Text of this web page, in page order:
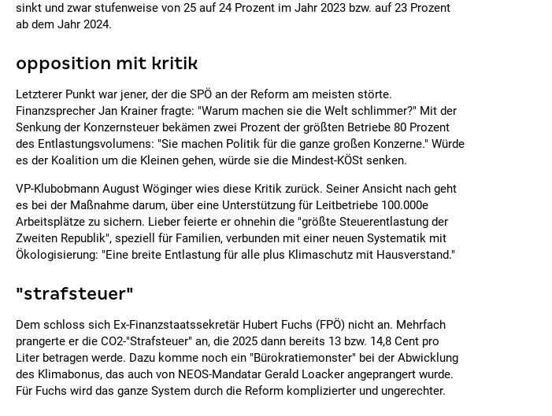
sinkt und zwar stufenweise von 25 auf 24 Prozent im Jahr 2023 bzw. auf 23 Prozent
ab dem Jahr 2024.
opposition mit kritik
Letzterer Punkt war jener, der die SPÖ an der Reform am meisten störte.
Finanzsprecher Jan Krainer fragte: "Warum machen sie die Welt schlimmer?" Mit der
Senkung der Konzernsteuer bekämen zwei Prozent der größten Betriebe 80 Prozent
des Entlastungsvolumens: "Sie machen Politik für die ganze großen Konzerne." Würde
es der Koalition um die Kleinen gehen, würde sie die Mindest-KÖSt senken.
VP-Klubobmann August Wöginger wies diese Kritik zurück. Seiner Ansicht nach geht
es bei der Maßnahme darum, über eine Unterstützung für Leitbetriebe 100.000e
Arbeitsplätze zu sichern. Lieber feierte er ohnehin die "größte Steuerentlastung der
Zweiten Republik", speziell für Familien, verbunden mit einer neuen Systematik mit
Ökologisierung: "Eine breite Entlastung für alle plus Klimaschutz mit Hausverstand."
"strafsteuer"
Dem schloss sich Ex-Finanzstaatssekretär Hubert Fuchs (FPÖ) nicht an. Mehrfach
prangerte er die CO2-"Strafsteuer" an, die 2025 dann bereits 13 bzw. 14,8 Cent pro
Liter betragen werde. Dazu komme noch ein "Bürokratiemonster" bei der Abwicklung
des Klimabonus, das auch von NEOS-Mandatar Gerald Loacker angeprangert wurde.
Für Fuchs wird das ganze System durch die Reform komplizierter und ungerechter.